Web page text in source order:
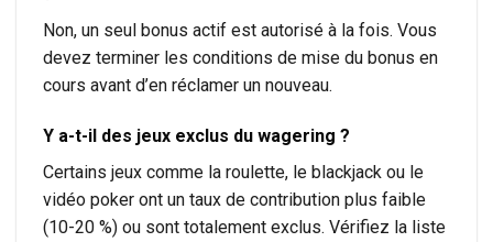
Non, un seul bonus actif est autorisé à la fois. Vous
devez terminer les conditions de mise du bonus en
cours avant d’en réclamer un nouveau.
Y a-t-il des jeux exclus du wagering ?
Certains jeux comme la roulette, le blackjack ou le
vidéo poker ont un taux de contribution plus faible
(10-20 %) ou sont totalement exclus. Vérifiez la liste